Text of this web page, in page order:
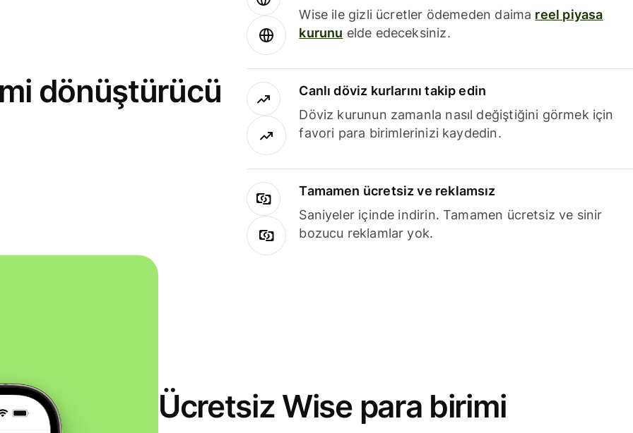
dönüştürücü
Wise ile gizli ücretler ödemeden daima reel piyasa
kurunu elde edeceksiniz.
Canlı döviz kurlarını takip edin
Döviz kurunun zamanla nasıl değiştiğini görmek için
favori para birimlerinizi kaydedin.
Tamamen ücretsiz ve reklamsız
Saniyeler içinde indirin. Tamamen ücretsiz ve sinir
bozucu reklamlar yok.
Ücretsiz Wise para birimi